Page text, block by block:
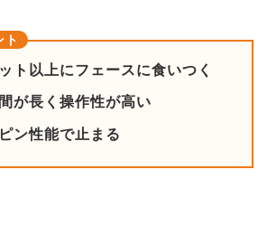
ト以上にフェースに食いつく
が長く操作性が高い
ン性能で止まる